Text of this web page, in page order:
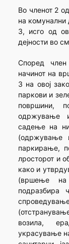
Во членот 2
на комунални
3, исго од
дејности во
Според
начинот на
3 на овој
паркови и
површини,
одржување
садење на
(одржување
паркирање,
лросторот и
како и
(вршење
подразбира
возила,
украсување